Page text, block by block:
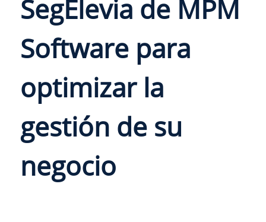
SegElevia de MPM
Software para
optimizar la
gestión de su
negocio